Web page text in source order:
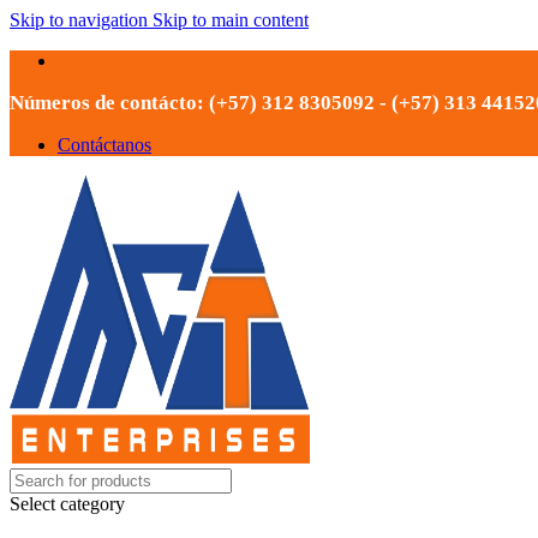
Skip to navigation Skip to main content
Números de contácto: (+57) 312 8305092 - (+57) 313
Contáctanos
Select category